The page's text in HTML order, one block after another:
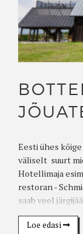
Eesti ühes
väliselt suurt
Hotellimaja
restoran -
saab veel
Loe edasi